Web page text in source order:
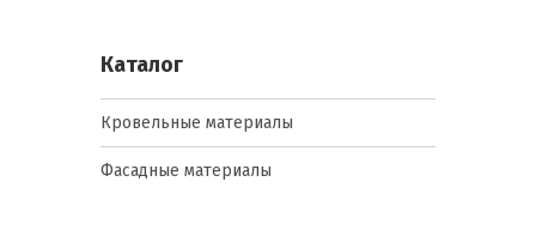
Каталог
Кровельные материалы
Фасадные материалы